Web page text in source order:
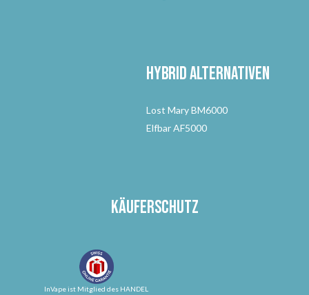
Hybrid Alternativen
Lost Mary BM6000
Elfbar AF5000
Käuferschutz
InVape ist Mitglied des HANDEL